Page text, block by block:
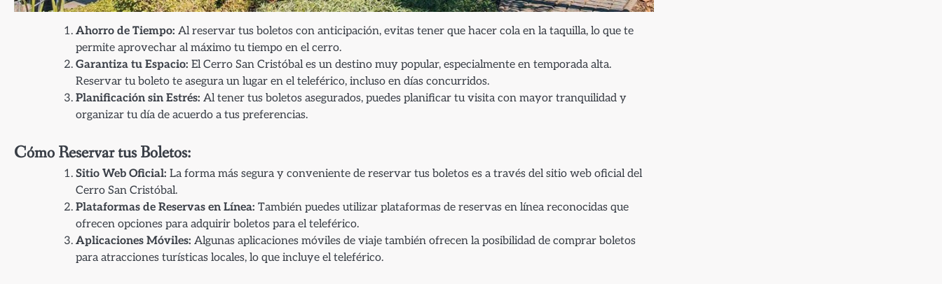
Ahorro de Tiempo: Al reservar tus boletos con anticipación, evitas tener que hacer cola en la taquilla, lo que te
permite aprovechar al máximo tu tiempo en el cerro.
Garantiza tu Espacio: El Cerro San Cristóbal es un destino muy popular, especialmente en temporada alta.
Reservar tu boleto te asegura un lugar en el teleférico, incluso en días concurridos.
Planificación sin Estrés: Al tener tus boletos asegurados, puedes planificar tu visita con mayor tranquilidad y
organizar tu día de acuerdo a tus preferencias.
Cómo Reservar tus Boletos:
Sitio Web Oficial: La forma más segura y conveniente de reservar tus boletos es a través del sitio web oficial del
Cerro San Cristóbal.
Plataformas de Reservas en Línea: También puedes utilizar plataformas de reservas en línea reconocidas que
ofrecen opciones para adquirir boletos para el teleférico.
Aplicaciones Móviles: Algunas aplicaciones móviles de viaje también ofrecen la posibilidad de comprar boletos
para atracciones turísticas locales, lo que incluye el teleférico.